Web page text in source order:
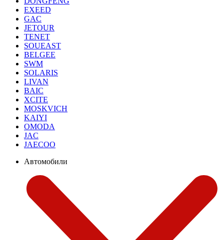
EXEED
GAC
JETOUR
TENET
SOUEAST
BELGEE
SWM
SOLARIS
LIVAN
BAIC
XCITE
MOSKVICH
KAIYI
OMODA
JAC
JAECOO
Автомобили